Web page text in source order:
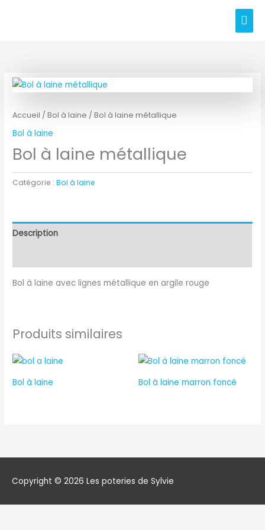
Accueil / Bol à laine / Bol à laine métallique
Bol à laine
Bol à laine métallique
Catégorie :Bol à laine
Description
Bol à laine avec lignes métallique en argile rouge
Produits similaires
Bol à laine Bol à laine marron foncé
Copyright © 2026 Les poteries de Sylvie